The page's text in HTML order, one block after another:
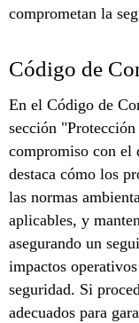
comprometan la
Código de
En el Código de
sección
compromiso con el
destaca cómo los
las normas
aplicables, y
asegurando un
impactos
seguridad. Si
adecuados para